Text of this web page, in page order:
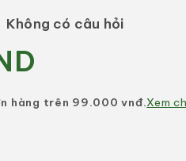
Không có câu hỏi
hàng trên 99.000 vnđ.Xem